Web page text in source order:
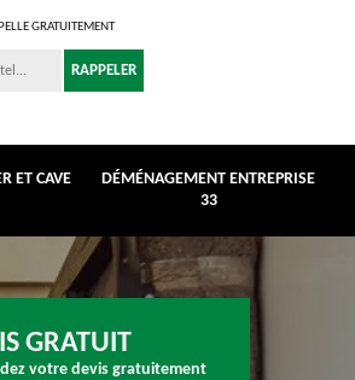
GRATUITEMENT
ET CAVE
DÉMÉNAGEMENT ENTREPRISE
33
GRATUIT
votre devis gratuitement